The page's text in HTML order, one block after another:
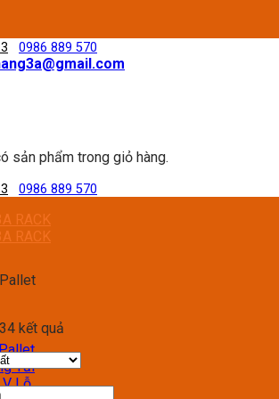
0986 889 570
sản phẩm trong giỏ hàng.
0986 889 570
Tải
Lỗ
kết quả